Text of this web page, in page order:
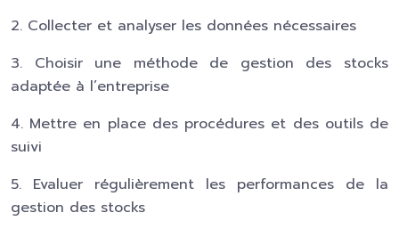
2. Collecter et analyser les données nécessaires
3. Choisir une méthode de gestion des stocks
adaptée à l’entreprise
4. Mettre en place des procédures et des outils de
suivi
5. Evaluer régulièrement les performances de la
gestion des stocks